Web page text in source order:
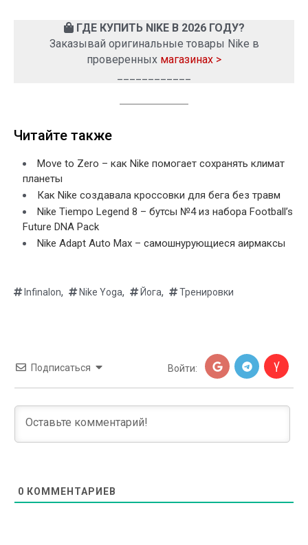
ГДЕ КУПИТЬ NIKE В 2026 ГОДУ?
Заказывай оригинальные товары Nike в
проверенных магазинах >
Читайте также
Move to Zero – как Nike помогает сохранять климат
планеты
Как Nike создавала кроссовки для бега без травм
Nike Tiempo Legend 8 – бутсы №4 из набора Football’s
Future DNA Pack
Nike Adapt Auto Max – самошнурующиеся аирмаксы
Infinalon, Nike Yoga, Йога, Тренировки
Подписаться Войти:
0 КОММЕНТАРИЕВ